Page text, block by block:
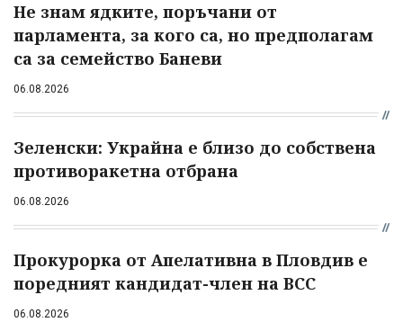
Не знам ядките, поръчани от
парламента, за кого са, но предполагам
са за семейство Баневи
06.08.2026
Зеленски: Украйна е близо до собствена
противоракетна отбрана
06.08.2026
Прокурорка от Апелативна в Пловдив е
поредният кандидат-член на ВСС
06.08.2026